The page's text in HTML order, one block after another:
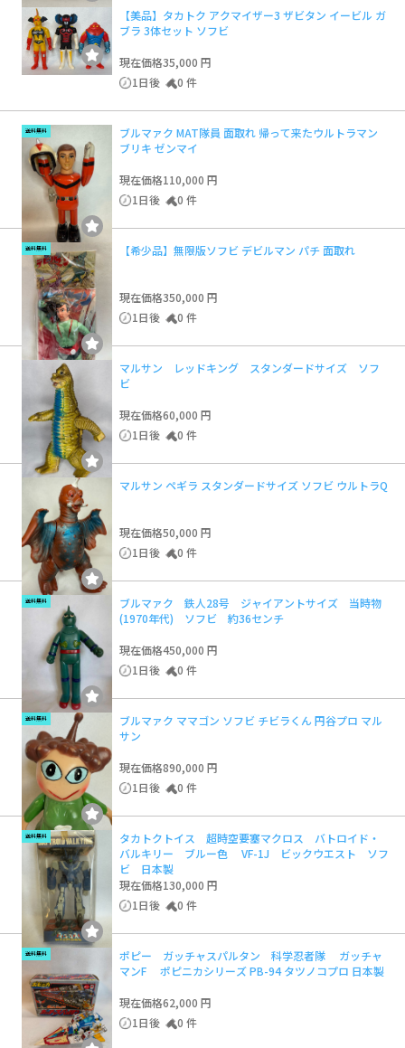
【美品】タカトク アクマイザー3 ザビタン イービル ガ
ブラ 3体セット ソフビ
現在価格35,000 円
1日後
0 件
送料無料
ブルマァク MAT隊員 面取れ 帰って来たウルトラマン
ブリキ ゼンマイ
現在価格110,000 円
1日後
0 件
送料無料 【希少品】無限版ソフビ デビルマン パチ 面取れ
現在価格350,000 円
1日後
0 件
マルサン レッドキング スタンダードサイズ ソフ
ビ
現在価格60,000 円
1日後
0 件
マルサン ペギラ スタンダードサイズ ソフビ ウルトラQ
現在価格50,000 円
1日後
0 件
送料無料
ブルマァク 鉄人28号 ジャイアントサイズ 当時物
(1970年代) ソフビ 約36センチ
現在価格450,000 円
1日後
0 件
送料無料
ブルマァク ママゴン ソフビ チビラくん 円谷プロ マル
サン
現在価格890,000 円
1日後
0 件
送料無料
タカトクトイス 超時空要塞マクロス バトロイド・
バルキリー ブルー色 VF-1J ビックウエスト ソフ
ビ 日本製
現在価格130,000 円
1日後
0 件
送料無料
ポピー ガッチャスパルタン 科学忍者隊 ガッチャ
マンF ポピニカシリーズ PB-94 タツノコプロ 日本製
現在価格62,000 円
1日後
0 件